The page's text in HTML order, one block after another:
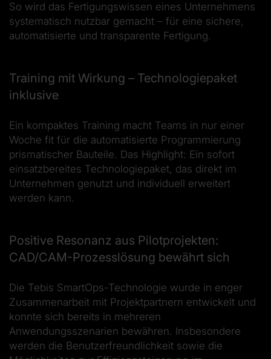
So wird das Fertigungswissen eines Unternehmens
systematisch nutzbar gemacht – für eine sichere,
automatisierte und transparente Fertigung.
Training mit Wirkung – Technologiepaket
inklusive
Ein kompaktes Training macht Teams in nur einer
Woche fit für die automatisierte Programmierung
prismatischer Bauteile. Das Highlight: Ein sofort
einsatzbereites Technologiepaket, das direkt im
Unternehmen genutzt und individuell erweitert
werden kann.
Positive Resonanz aus Pilotprojekten:
CAD/CAM-Prozesslösung bewährt sich
Die Tebis SmartOps-Technologie wurde in enger
Zusammenarbeit mit Projektpartnern entwickelt und
konnte sich bereits in mehreren
Anwendungsszenarien bewähren. Insbesondere
werden die Benutzerfreundlichkeit sowie die